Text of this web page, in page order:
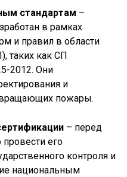
стандартам –
в рамках
и правил в области
таких как СП
2012. Они
и
пожары.
– перед
его
контроля и
национальным